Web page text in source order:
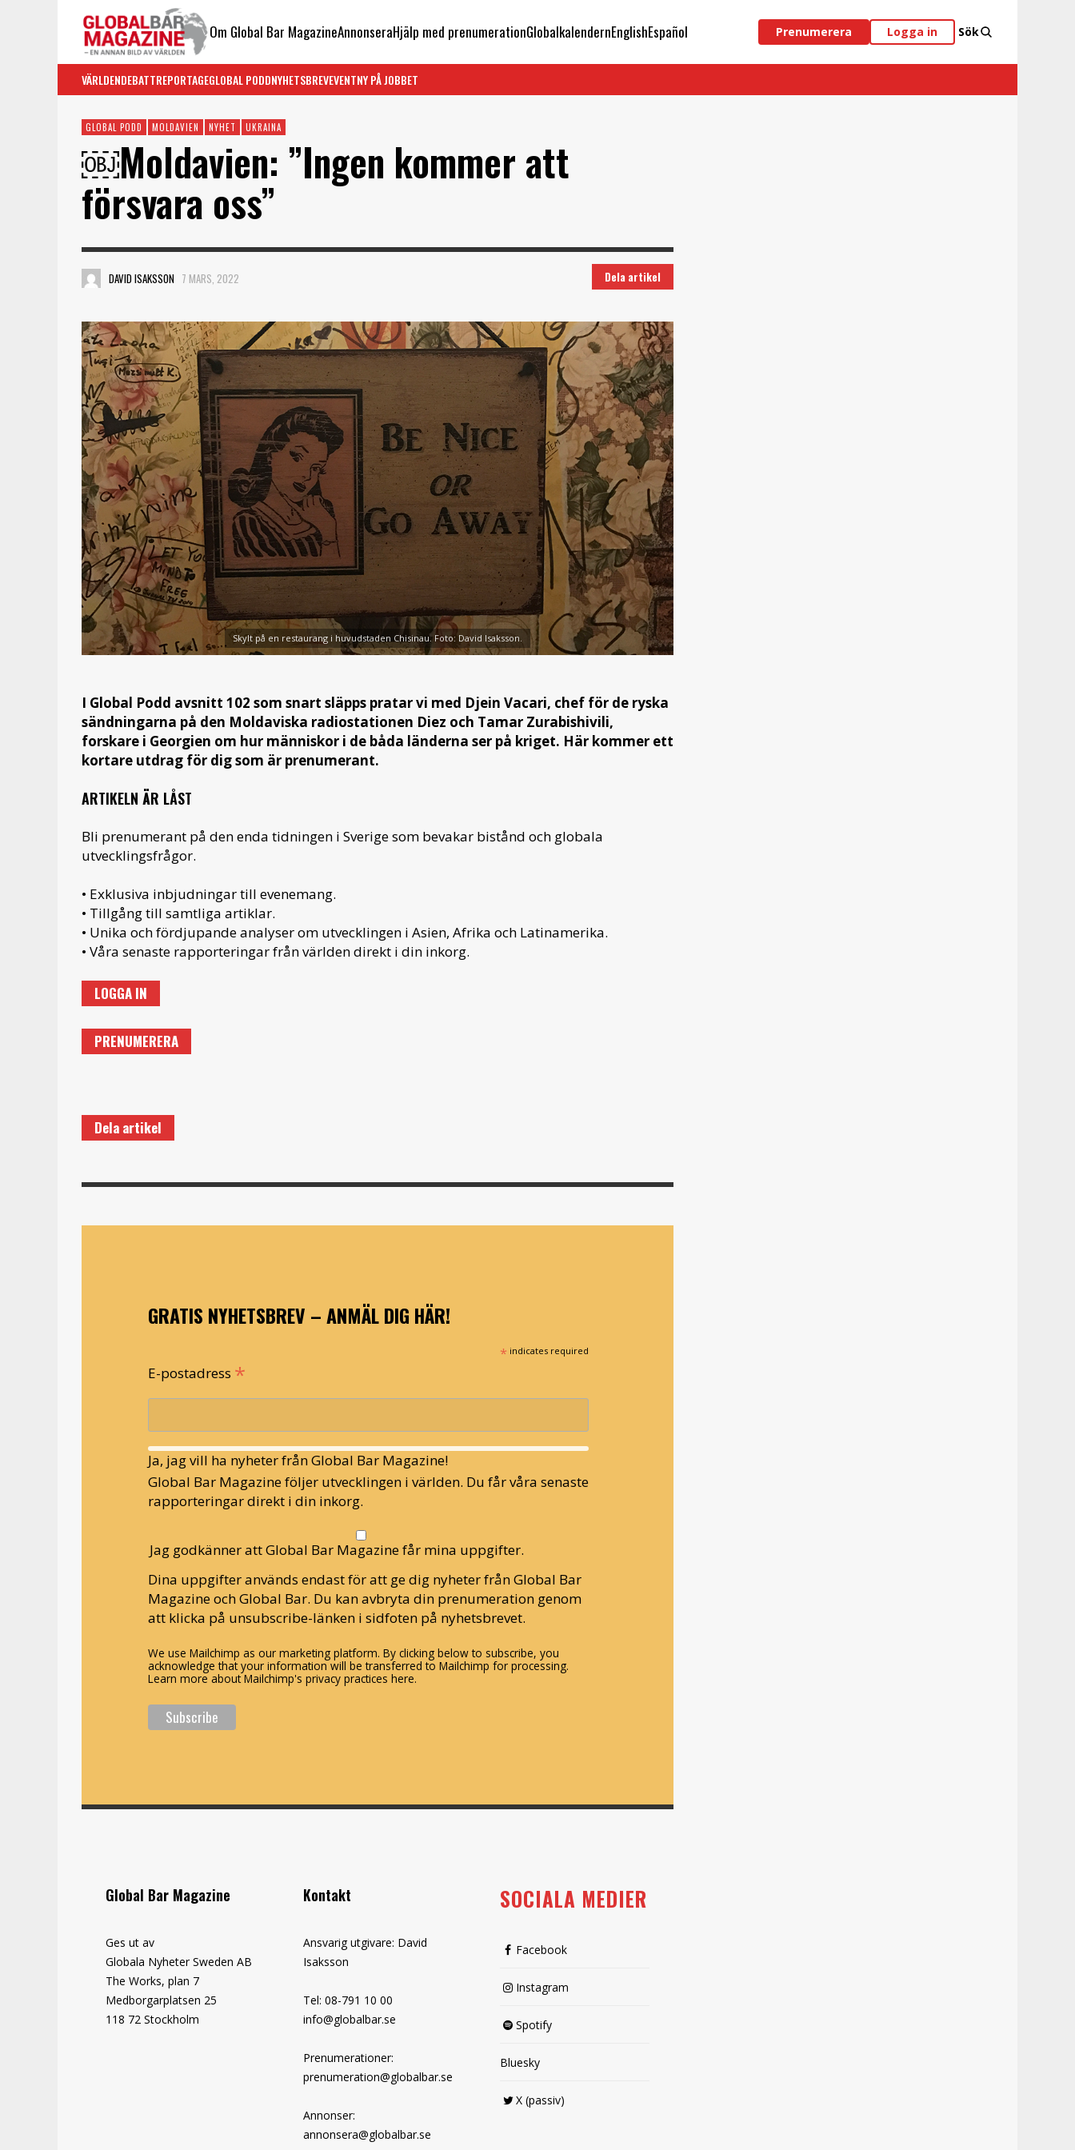
Om Global Bar MagazineAnnonseraHjälp med prenumerationGlobalkalendernEnglishEspañol Prenumerera Logga in Sök
VÄRLDENDEBATTREPORTAGEGLOBAL PODDNYHETSBREVEVENTNY PÅ JOBBET
GLOBAL PODD MOLDAVIEN NYHET UKRAINA
￼Moldavien: ”Ingen kommer att
försvara oss”
DAVID ISAKSSON 7 MARS, 2022 Dela artikel
Skylt på en restaurang i huvudstaden Chisinau. Foto: David Isaksson.
I Global Podd avsnitt 102 som snart släpps pratar vi med Djein Vacari, chef för de ryska
sändningarna på den Moldaviska radiostationen Diez och Tamar Zurabishivili,
forskare i Georgien om hur människor i de båda länderna ser på kriget. Här kommer ett
kortare utdrag för dig som är prenumerant.
ARTIKELN ÄR LÅST
Bli prenumerant på den enda tidningen i Sverige som bevakar bistånd och globala
utvecklingsfrågor.
• Exklusiva inbjudningar till evenemang.
• Tillgång till samtliga artiklar.
• Unika och fördjupande analyser om utvecklingen i Asien, Afrika och Latinamerika.
• Våra senaste rapporteringar från världen direkt i din inkorg.
LOGGA IN
PRENUMERERA
Dela artikel
GRATIS NYHETSBREV – ANMÄL DIG HÄR!
* indicates required
E-postadress *
Ja, jag vill ha nyheter från Global Bar Magazine!
Global Bar Magazine följer utvecklingen i världen. Du får våra senaste
rapporteringar direkt i din inkorg.
Jag godkänner att Global Bar Magazine får mina uppgifter.
Dina uppgifter används endast för att ge dig nyheter från Global Bar
Magazine och Global Bar. Du kan avbryta din prenumeration genom
att klicka på unsubscribe-länken i sidfoten på nyhetsbrevet.
We use Mailchimp as our marketing platform. By clicking below to subscribe, you
acknowledge that your information will be transferred to Mailchimp for processing.
Learn more about Mailchimp's privacy practices here.
Global Bar Magazine
Ges ut av
Globala Nyheter Sweden AB
The Works, plan 7
Medborgarplatsen 25
118 72 Stockholm
Kontakt
Ansvarig utgivare: David
Isaksson
Tel: 08-791 10 00
info@globalbar.se
Prenumerationer:
prenumeration@globalbar.se
Annonser:
annonsera@globalbar.se
SOCIALA MEDIER
Facebook
Instagram
Spotify
Bluesky
X (passiv)